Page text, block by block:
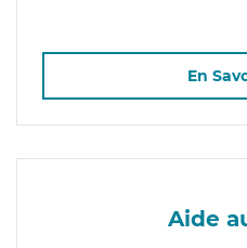
En
Aide